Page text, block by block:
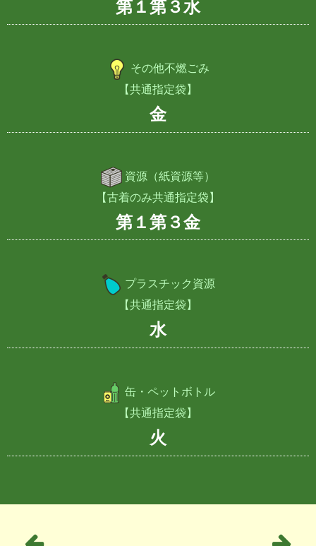
第１第３水
その他不燃ごみ
【共通指定袋】
金
資源（紙資源等）
【古着のみ共通指定袋】
第１第３金
プラスチック資源
【共通指定袋】
水
缶・ペットボトル
【共通指定袋】
火